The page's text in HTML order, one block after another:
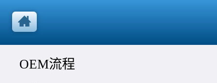
OEM流程